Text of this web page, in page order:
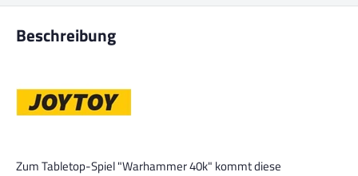
Beschreibung
Zum Tabletop-Spiel "Warhammer 40k" kommt diese